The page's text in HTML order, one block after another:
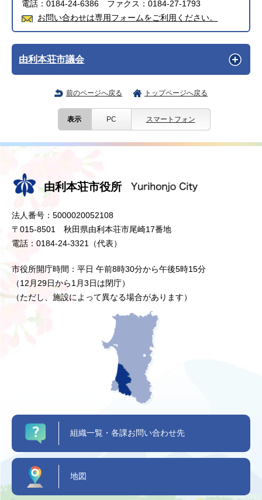
電話：0184-24-6386 ファクス：0184-27-1793
お問い合わせは専用フォームをご利用ください。
由利本荘市議会
前のページへ戻る トップページへ戻る
表示 PC スマートフォン
由利本荘市役所
法人番号：5000020052108
〒015-8501 秋田県由利本荘市尾崎17番地
電話：0184-24-3321（代表）
市役所開庁時間：平日 午前8時30分から午後5時15分
（12月29日から1月3日は閉庁）
（ただし、施設によって異なる場合があります）
組織一覧・各課お問い合わせ先
地図